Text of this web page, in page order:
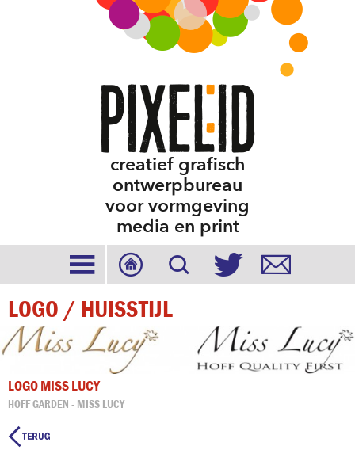
creatief grafisch
ontwerpbureau
voor vormgeving
media en print
    
LOGO / HUISSTIJL
LOGO MISS LUCY
HOFF GARDEN - MISS LUCY
